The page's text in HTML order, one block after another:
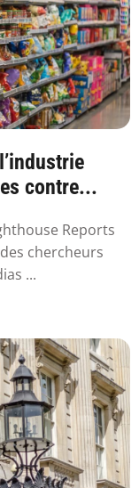
contre...
Reports
chercheurs
...